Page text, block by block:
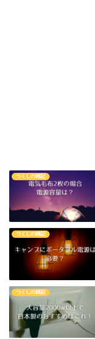
つくしの雑記
つくしの雑記
つくしの雑記